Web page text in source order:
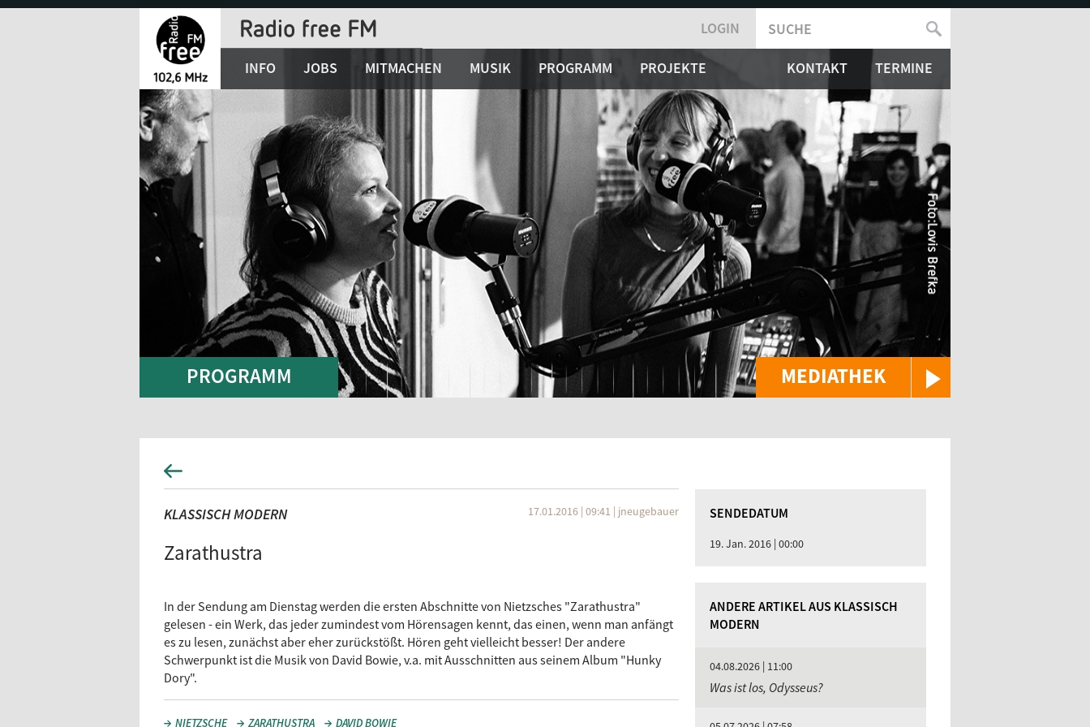
Jump
MEDIATHEK
LOGIN
SUCHFORMULAR
SUCHE
INFO JOBS MITMACHEN MUSIK PROGRAMM PROJEKTE KONTAKT TERMINE
PROGRAMM
KLASSISCH MODERN 17.01.2016 | 09:41 | jneugebauer
Zarathustra
In der Sendung am Dienstag werden die ersten Abschnitte von Nietzsches "Zarathustra"
gelesen - ein Werk, das jeder zumindest vom Hörensagen kennt, das einen, wenn man anfängt
es zu lesen, zunächst aber eher zurückstößt. Hören geht vielleicht besser! Der andere
Schwerpunkt ist die Musik von David Bowie, v.a. mit Ausschnitten aus seinem Album "Hunky
Dory".
NIETZSCHE ZARATHUSTRA DAVID BOWIE
SENDEDATUM
19. Jan. 2016 | 00:00
ANDERE ARTIKEL AUS KLASSISCH
MODERN
04.08.2026 | 11:00
Was ist los, Odysseus?